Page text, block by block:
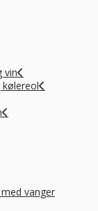
vin
vanger